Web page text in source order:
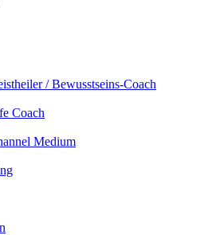
/ Bewusstseins-Coach
Coach
Medium